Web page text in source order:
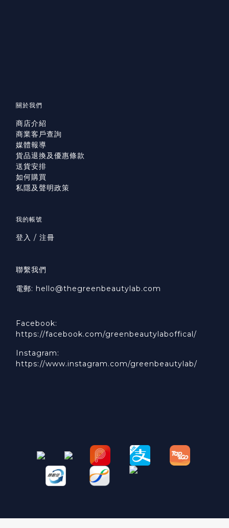
關於我們
商店介紹
商業客戶查詢
媒體報導
貨品退換及優惠條款
送貨安排
如何購買
私隱及聲明政策
我的帳號
登入 / 注冊
聯繫我們
電郵: hello@thegreenbeautylab.com
Facebook:
https://facebook.com/greenbeautylaboffical/
Instagram:
https://www.instagram.com/greenbeautylab/